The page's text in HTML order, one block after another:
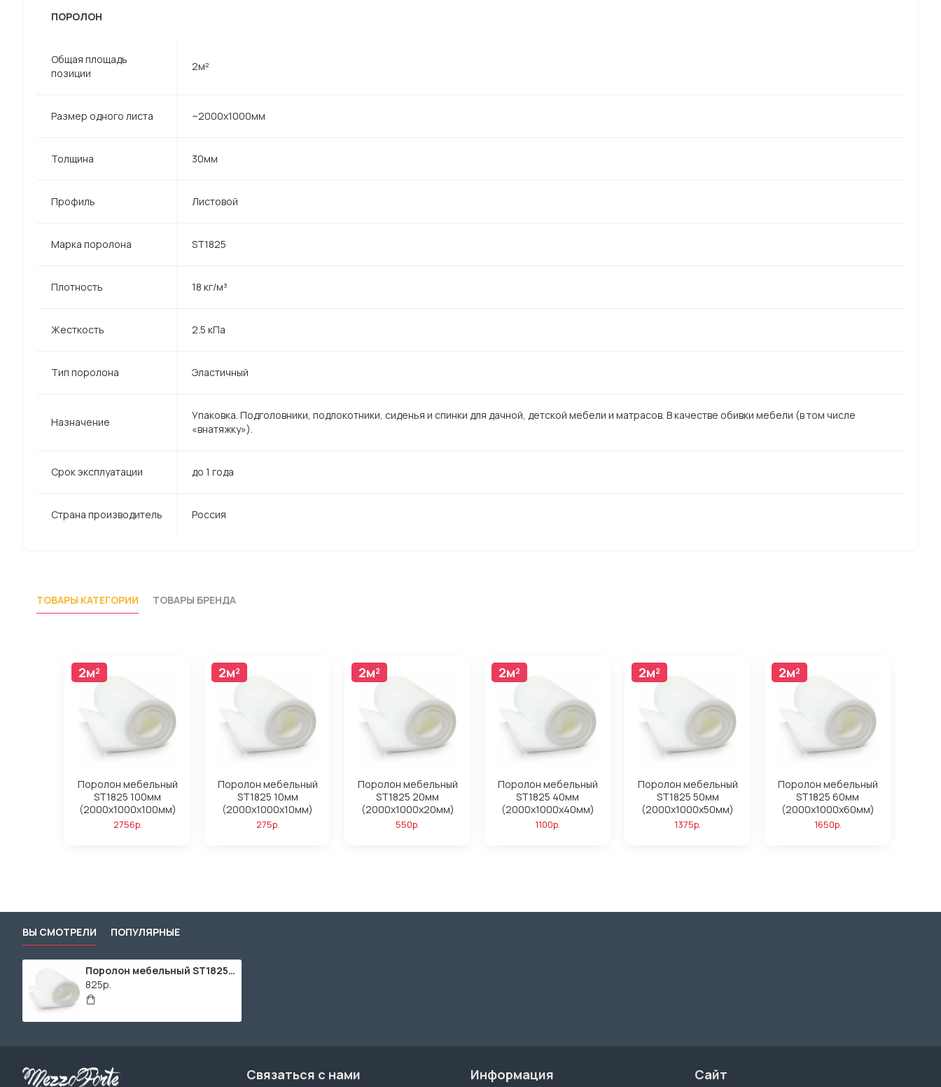
ПОРОЛОН
Общая площадь
позиции
2м²
Размер одного листа ~2000х1000мм
Толщина 30мм
Профиль Листовой
Марка поролона ST1825
Плотность 18 кг/м³
Жесткость 2.5 кПа
Тип поролона Эластичный
Назначение
Упаковка. Подголовники, подлокотники, сиденья и спинки для дачной, детской мебели и матрасов. В качестве обивки мебели (в том числе
«внатяжку»).
Срок эксплуатации до 1 года
Страна производитель Россия
ТОВАРЫ КАТЕГОРИИ ТОВАРЫ БРЕНДА
2м²
Поролон мебельный
ST1825 100мм
(2000x1000x100мм)
2756р.
2м²
Поролон мебельный
ST1825 10мм
(2000x1000x10мм)
275р.
2м²
Поролон мебельный
ST1825 20мм
(2000x1000x20мм)
550р.
2м²
Поролон мебельный
ST1825 40мм
(2000x1000x40мм)
1100р.
2м²
Поролон мебельный
ST1825 50мм
(2000x1000x50мм)
1375р.
2м²
Поролон мебельный
ST1825 60мм
(2000x1000x60мм)
1650р.
ВЫ СМОТРЕЛИ ПОПУЛЯРНЫЕ
Поролон мебельный ST1825 30мм (2000x1000x30мм)
825р.
Связаться с нами Информация Сайт